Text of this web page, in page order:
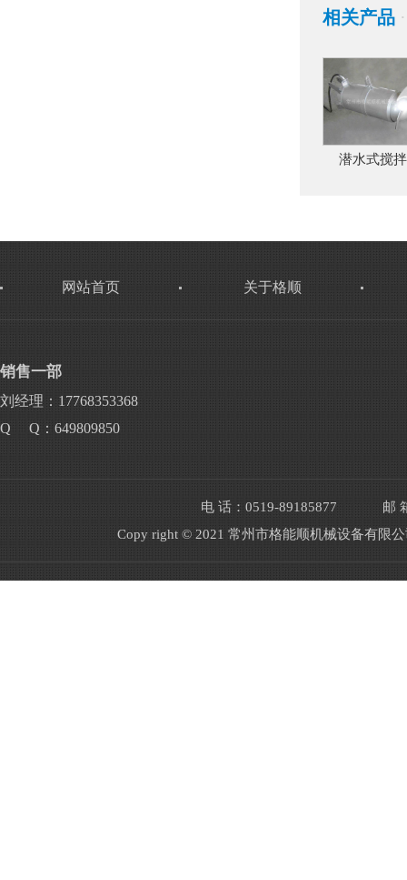
相关产品
潜水式搅
网站首页 关于格顺
销售一部
刘经理：17768353368
Q Q：649809850
电 话：0519-89185877
邮
Copy right © 2021 常州市格能顺机械设备有限